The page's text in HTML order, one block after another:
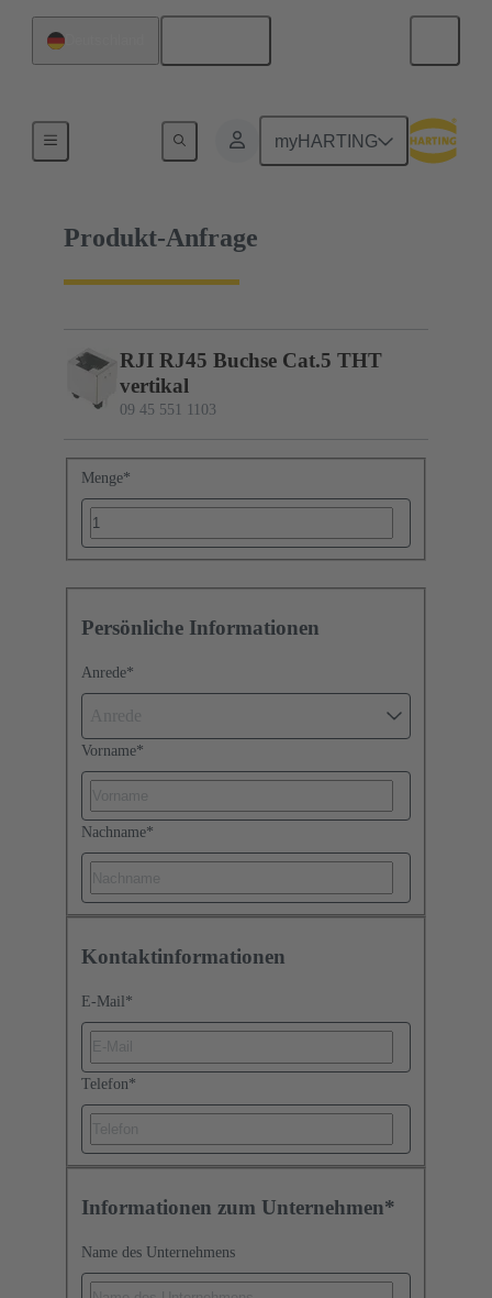
myHARTING
09 45 551 1103
Produkt-Anfrage
RJI RJ45 Buchse Cat.5 THT
vertikal
09 45 551 1103
Menge*
Persönliche Informationen
Anrede*
Vorname*
Nachname*
Kontaktinformationen
E-Mail *
Telefon*
Informationen zum Unternehmen*
Name des Unternehmens